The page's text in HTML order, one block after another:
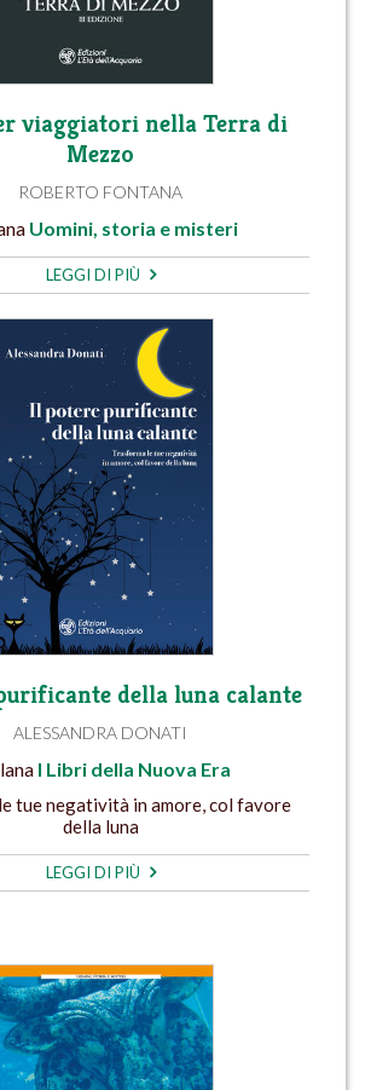
viaggiatori nella Terra di
Mezzo
ROBERTO FONTANA
Uomini, storia e misteri
LEGGI DI PIÙ
della luna calante
ALESSANDRA DONATI
I Libri della Nuova Era
tue negatività in amore, col favore
della luna
LEGGI DI PIÙ